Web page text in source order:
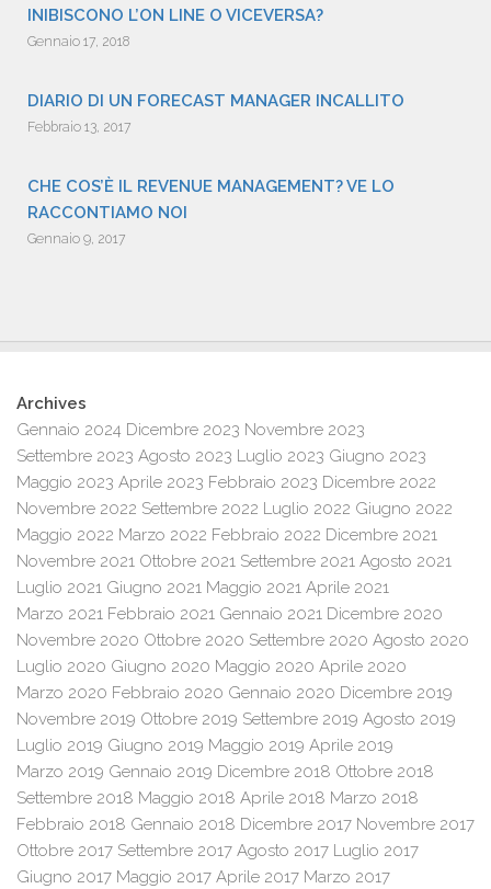
INIBISCONO L’ON LINE O VICEVERSA?
Gennaio 17, 2018
DIARIO DI UN FORECAST MANAGER INCALLITO
Febbraio 13, 2017
CHE COS’È IL REVENUE MANAGEMENT? VE LO
RACCONTIAMO NOI
Gennaio 9, 2017
Archives
Gennaio 2024 Dicembre 2023 Novembre 2023
Settembre 2023 Agosto 2023 Luglio 2023 Giugno 2023
Maggio 2023 Aprile 2023 Febbraio 2023 Dicembre 2022
Novembre 2022 Settembre 2022 Luglio 2022 Giugno 2022
Maggio 2022 Marzo 2022 Febbraio 2022 Dicembre 2021
Novembre 2021 Ottobre 2021 Settembre 2021 Agosto 2021
Luglio 2021 Giugno 2021 Maggio 2021 Aprile 2021
Marzo 2021 Febbraio 2021 Gennaio 2021 Dicembre 2020
Novembre 2020 Ottobre 2020 Settembre 2020 Agosto 2020
Luglio 2020 Giugno 2020 Maggio 2020 Aprile 2020
Marzo 2020 Febbraio 2020 Gennaio 2020 Dicembre 2019
Novembre 2019 Ottobre 2019 Settembre 2019 Agosto 2019
Luglio 2019 Giugno 2019 Maggio 2019 Aprile 2019
Marzo 2019 Gennaio 2019 Dicembre 2018 Ottobre 2018
Settembre 2018 Maggio 2018 Aprile 2018 Marzo 2018
Febbraio 2018 Gennaio 2018 Dicembre 2017 Novembre 2017
Ottobre 2017 Settembre 2017 Agosto 2017 Luglio 2017
Giugno 2017 Maggio 2017 Aprile 2017 Marzo 2017